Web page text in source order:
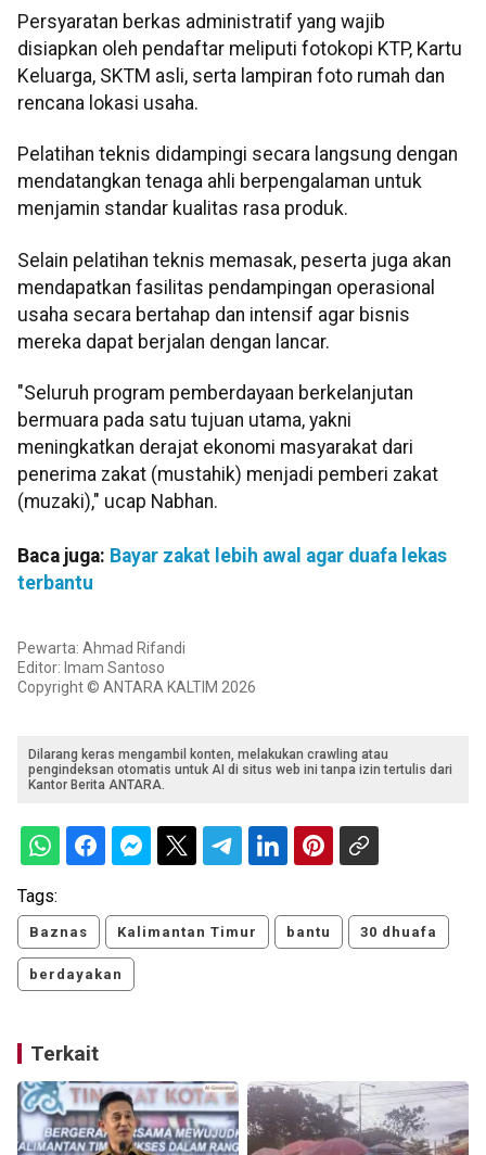
Persyaratan berkas administratif yang wajib
disiapkan oleh pendaftar meliputi fotokopi KTP, Kartu
Keluarga, SKTM asli, serta lampiran foto rumah dan
rencana lokasi usaha.
Pelatihan teknis didampingi secara langsung dengan
mendatangkan tenaga ahli berpengalaman untuk
menjamin standar kualitas rasa produk.
Selain pelatihan teknis memasak, peserta juga akan
mendapatkan fasilitas pendampingan operasional
usaha secara bertahap dan intensif agar bisnis
mereka dapat berjalan dengan lancar.
"Seluruh program pemberdayaan berkelanjutan
bermuara pada satu tujuan utama, yakni
meningkatkan derajat ekonomi masyarakat dari
penerima zakat (mustahik) menjadi pemberi zakat
(muzaki)," ucap Nabhan.
Baca juga: Bayar zakat lebih awal agar duafa lekas
terbantu
Pewarta: Ahmad Rifandi
Editor: Imam Santoso
Copyright © ANTARA KALTIM 2026
Dilarang keras mengambil konten, melakukan crawling atau
pengindeksan otomatis untuk AI di situs web ini tanpa izin tertulis dari
Kantor Berita ANTARA.
Tags:
Baznas Kalimantan Timur bantu 30 dhuafa
berdayakan
Terkait